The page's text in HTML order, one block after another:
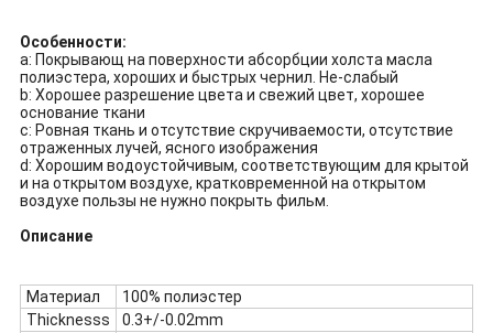
Особенности:
a: Покрывающ на поверхности абсорбции холста масла
полиэстера, хороших и быстрых чернил. Не-слабый
b: Хорошее разрешение цвета и свежий цвет, хорошее
основание ткани
c: Ровная ткань и отсутствие скручиваемости, отсутствие
отраженных лучей, ясного изображения
d: Хорошим водоустойчивым, соответствующим для крытой
и на открытом воздухе, кратковременной на открытом
воздухе пользы не нужно покрыть фильм.
Описание
Материал
100% полиэстер
Thicknesss
0.3+/-0.02mm